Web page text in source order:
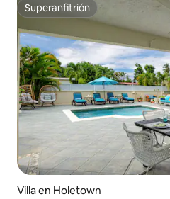
Superanfitrión
Superanfitrión
Villa en Holetown